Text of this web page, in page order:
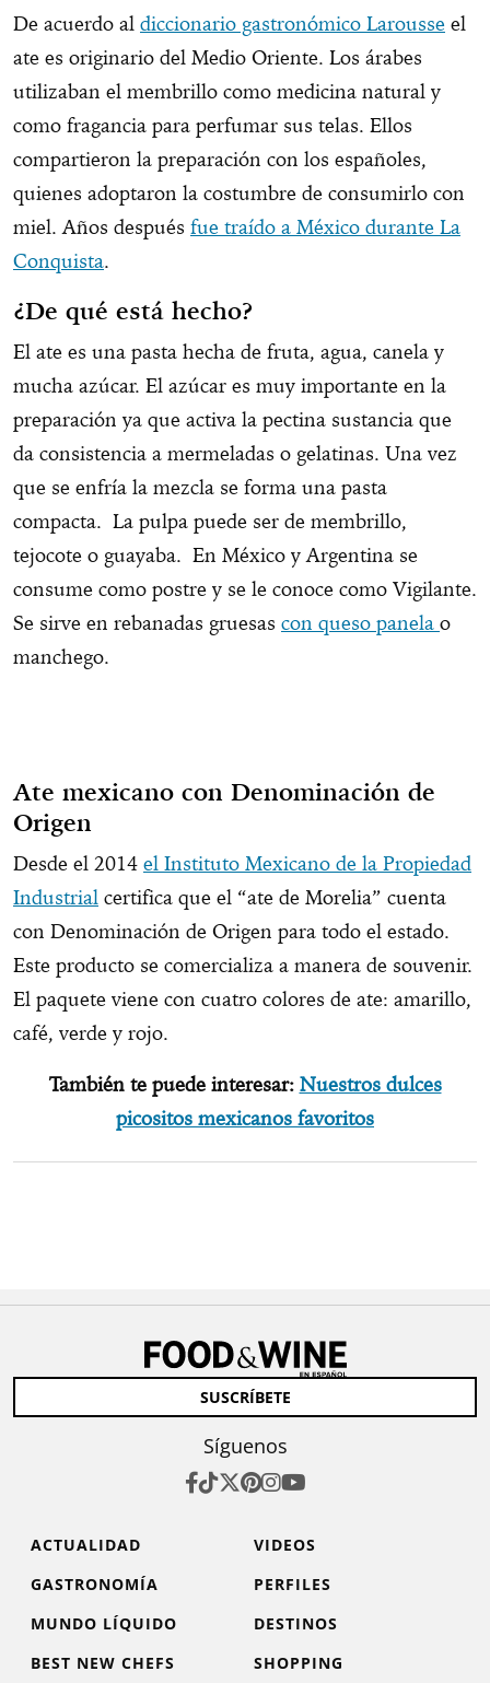
De acuerdo al diccionario gastronómico Larousse el
ate es originario del Medio Oriente. Los árabes
utilizaban el membrillo como medicina natural y
como fragancia para perfumar sus telas. Ellos
compartieron la preparación con los españoles,
quienes adoptaron la costumbre de consumirlo con
miel. Años después fue traído a México durante La
Conquista.
¿De qué está hecho?
El ate es una pasta hecha de fruta, agua, canela y
mucha azúcar. El azúcar es muy importante en la
preparación ya que activa la pectina sustancia que
da consistencia a mermeladas o gelatinas. Una vez
que se enfría la mezcla se forma una pasta
compacta. La pulpa puede ser de membrillo,
tejocote o guayaba. En México y Argentina se
consume como postre y se le conoce como Vigilante.
Se sirve en rebanadas gruesas con queso panela o
manchego.
Ate mexicano con Denominación de
Origen
Desde el 2014 el Instituto Mexicano de la Propiedad
Industrial certifica que el “ate de Morelia” cuenta
con Denominación de Origen para todo el estado.
Este producto se comercializa a manera de souvenir.
El paquete viene con cuatro colores de ate: amarillo,
café, verde y rojo.
También te puede interesar: Nuestros dulces
picositos mexicanos favoritos
SUSCRÍBETE
Síguenos
ACTUALIDAD
VIDEOS
GASTRONOMÍA
PERFILES
MUNDO LÍQUIDO
DESTINOS
BEST NEW CHEFS
SHOPPING